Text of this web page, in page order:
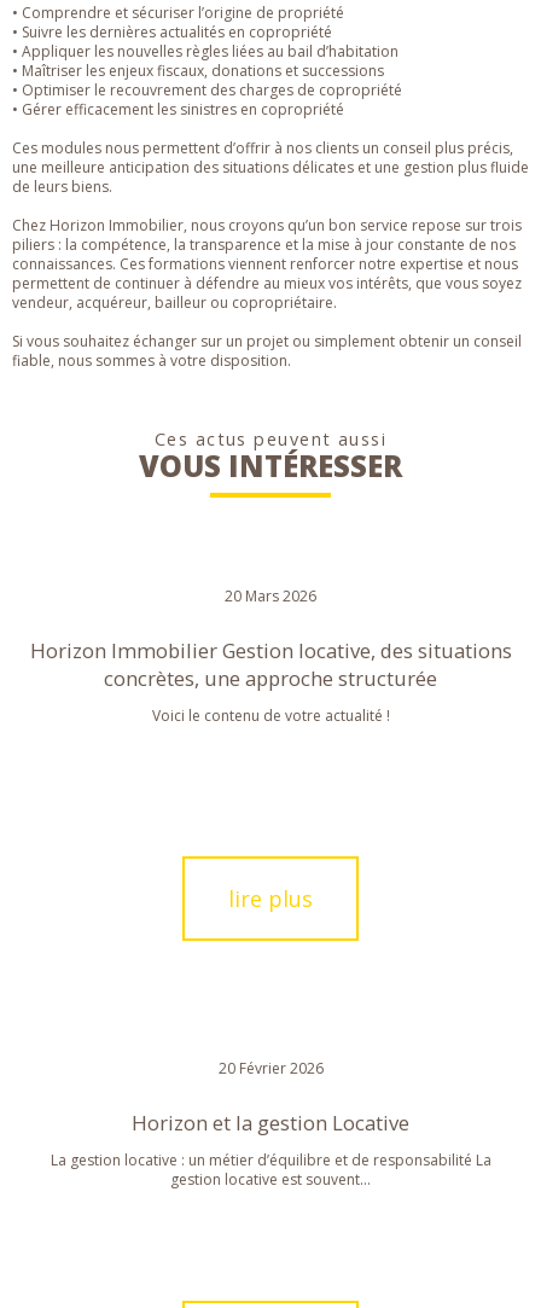
• Comprendre et sécuriser l’origine de propriété
• Suivre les dernières actualités en copropriété
• Appliquer les nouvelles règles liées au bail d’habitation
• Maîtriser les enjeux fiscaux, donations et successions
• Optimiser le recouvrement des charges de copropriété
• Gérer efficacement les sinistres en copropriété
Ces modules nous permettent d’offrir à nos clients un conseil plus précis,
une meilleure anticipation des situations délicates et une gestion plus fluide
de leurs biens.
Chez Horizon Immobilier, nous croyons qu’un bon service repose sur trois
piliers : la compétence, la transparence et la mise à jour constante de nos
connaissances. Ces formations viennent renforcer notre expertise et nous
permettent de continuer à défendre au mieux vos intérêts, que vous soyez
vendeur, acquéreur, bailleur ou copropriétaire.
Si vous souhaitez échanger sur un projet ou simplement obtenir un conseil
fiable, nous sommes à votre disposition.
Ces actus peuvent aussi
VOUS INTÉRESSER
20 Mars 2026
Horizon Immobilier Gestion locative, des situations
concrètes, une approche structurée
Voici le contenu de votre actualité !
lire plus
20 Février 2026
Horizon et la gestion Locative
La gestion locative : un métier d’équilibre et de responsabilité La
gestion locative est souvent...